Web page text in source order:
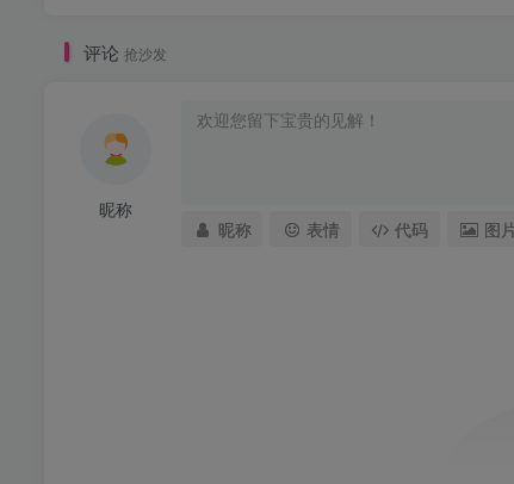
评论 抢沙发
昵称
昵称 表情 代码 图